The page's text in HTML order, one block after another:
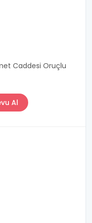
Caddesi Oruçlu
Al